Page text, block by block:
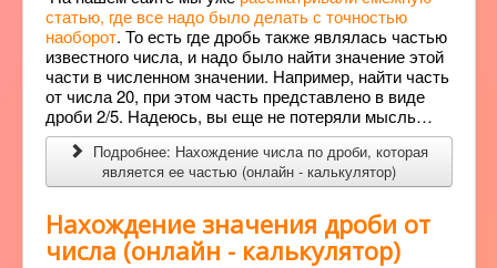
статью, где все надо было делать с точностью
наоборот. То есть где дробь также являлась частью
известного числа, и надо было найти значение этой
части в численном значении. Например, найти часть
от числа 20, при этом часть представлено в виде
дроби 2/5. Надеюсь, вы еще не потеряли мысль…
Подробнее: Нахождение числа по дроби, которая
является ее частью (онлайн - калькулятор)
Нахождение значения дроби от
числа (онлайн - калькулятор)